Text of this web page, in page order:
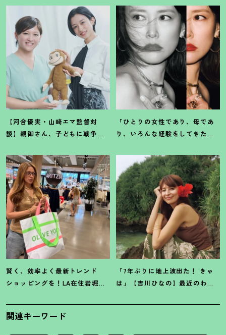
【河合優実・山崎エマ監督対
談】親御さん、子どもに戦争や
るチャンスです！映画『モン
キービジネス』
「ひとりの女性であり、母であ
り、いろんな経験をしてきたか
現在地
賢く、効率よく最新トレンド
ショッピングを ！ LA在住岩堀せ
選
「7年ぶりに地上波出た ！
きゃ
は」【吉川ひなの】最近のわた
関連キーワード